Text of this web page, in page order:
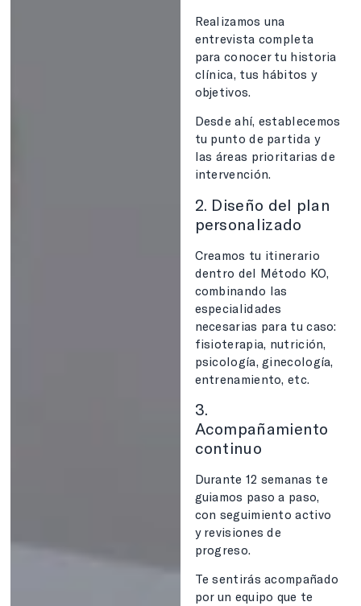
Realizamos una
entrevista completa
para conocer tu historia
clínica, tus hábitos y
objetivos.
Desde ahí, establecemos
tu punto de partida y
las áreas prioritarias de
intervención.
2. Diseño del plan
personalizado
Creamos tu itinerario
dentro del Método KO,
combinando las
especialidades
necesarias para tu caso:
fisioterapia, nutrición,
psicología, ginecología,
entrenamiento, etc.
3.
Acompañamiento
continuo
Durante 12 semanas te
guiamos paso a paso,
con seguimiento activo
y revisiones de
progreso.
Te sentirás acompañado
por un equipo que te